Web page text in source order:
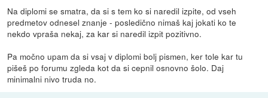
Na diplomi se smatra, da si s tem ko si naredil izpite, od vseh
predmetov odnesel znanje - posledično nimaš kaj jokati ko te
nekdo vpraša nekaj, za kar si naredil izpit pozitivno.
Pa močno upam da si vsaj v diplomi bolj pismen, ker tole kar tu
pišeš po forumu zgleda kot da si cepnil osnovno šolo. Daj
minimalni nivo truda no.